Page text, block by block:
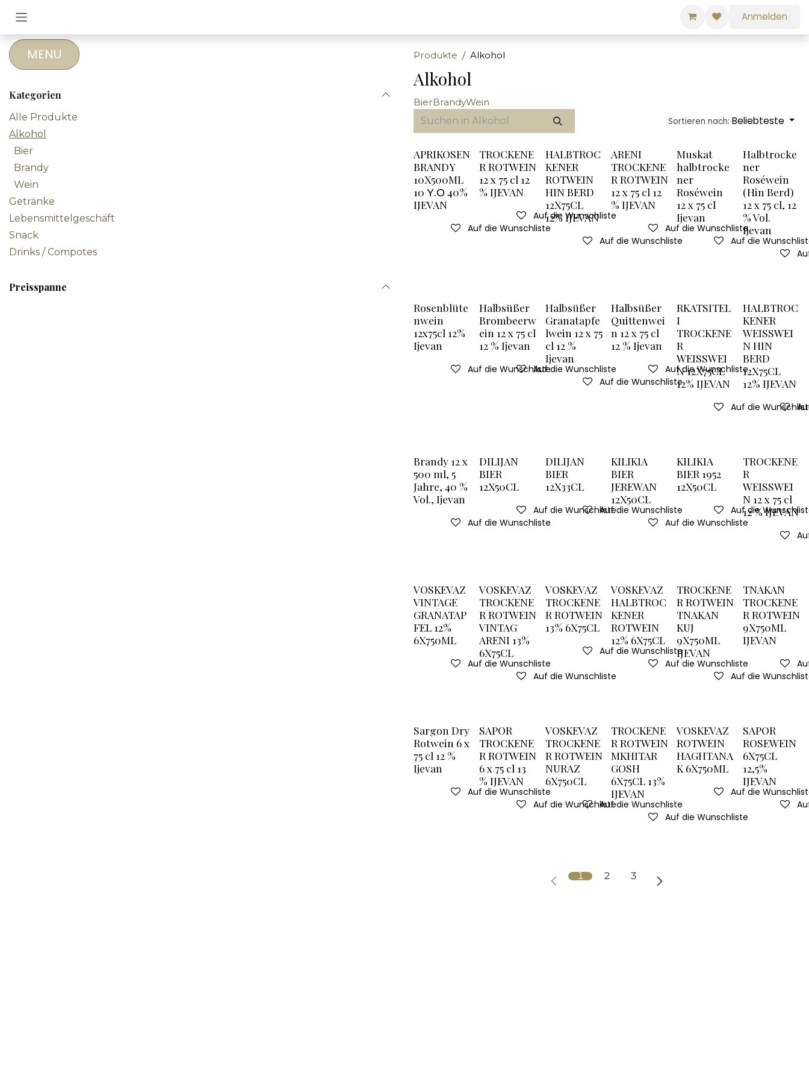
Anmelden
MENU
Kategorien
Alle Produkte
Alkohol
Bier
Brandy
Wein
Getränke
Lebensmittelgeschäft
Snack
Drinks / Compotes
Preisspanne
Produkte Alkohol
Alkohol
BierBrandyWein
Sortieren nach: Beliebteste
APRIKOSEN
BRANDY
10X500ML
10 Υ.Ο 40%
IJEVAN
Auf die Wunschliste
TROCKENE
R ROTWEIN
12 x 75 cl 12
% IJEVAN
Auf die Wunschliste
HALBTROC
KENER
ROTWEIN
HIN BERD
12X75CL
12% IJEVAN
Auf die Wunschliste
ARENI
TROCKENE
R ROTWEIN
12 x 75 cl 12
% IJEVAN
Auf die Wunschliste
Muskat
halbtrocke
ner
Roséwein
12 x 75 cl
Ijevan
Auf die
Halbtrocke
ner
Roséwein
(Hin Berd)
12 x 75 cl, 12
% Vol.
Ijevan
Rosenblüte
nwein
12x75cl 12%
Ijevan
Auf die Wunschliste
Halbsüßer
Brombeerw
ein 12 x 75 cl
12 % Ijevan
Auf die Wunschliste
Halbsüßer
Granatapfe
lwein 12 x 75
cl 12 %
Ijevan
Auf die Wunschliste
Halbsüßer
Quittenwei
n 12 x 75 cl
12 % Ijevan
Auf die Wunschliste
RKATSITEL
I
TROCKENE
R
WEISSWEI
N 12X75CL
12% IJEVAN
Auf die
HALBTROC
KENER
WEISSWEI
N HIN
BERD
12X75CL
12% IJEVAN
Brandy 12 x
500 ml, 5
Jahre, 40 %
Vol., Ijevan
Auf die Wunschliste
DILIJAN
BIER
12X50CL
Auf die Wunschliste
DILIJAN
BIER
12X33CL
Auf die Wunschliste
KILIKIA
BIER
JEREWAN
12X50CL
Auf die Wunschliste
KILIKIA
BIER 1952
12X50CL
Auf die
TROCKENE
R
WEISSWEI
N 12 x 75 cl
12 % IJEVAN
VOSKEVAZ
VINTAGE
GRANATAP
FEL 12%
6X750ML
Auf die Wunschliste
VOSKEVAZ
TROCKENE
R ROTWEIN
VINTAG
ARENI 13%
6X75CL
Auf die Wunschliste
VOSKEVAZ
TROCKENE
R ROTWEIN
13% 6X75CL
Auf die Wunschliste
VOSKEVAZ
HALBTROC
KENER
ROTWEIN
12% 6X75CL
Auf die Wunschliste
TROCKENE
R ROTWEIN
TNAKAN
KUJ
9X750ML
IJEVAN
Auf die
TNAKAN
TROCKENE
R ROTWEIN
9X750ML
IJEVAN
Sargon Dry
Rotwein 6 x
75 cl 12 %
Ijevan
Auf die Wunschliste
SAPOR
TROCKENE
R ROTWEIN
6 x 75 cl 13
% IJEVAN
Auf die Wunschliste
VOSKEVAZ
TROCKENE
R ROTWEIN
NURAZ
6X750CL
Auf die Wunschliste
TROCKENE
R ROTWEIN
MKHITAR
GOSH
6X75CL 13%
IJEVAN
Auf die Wunschliste
VOSKEVAZ
ROTWEIN
HAGHTANA
K 6X750ML
Auf die
SAPOR
ROSEWEIN
6X75CL
12,5%
IJEVAN
1 2 3